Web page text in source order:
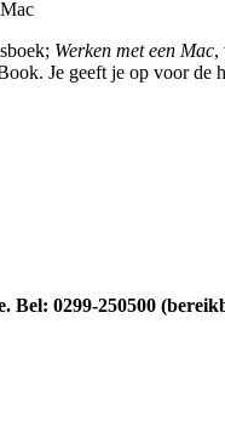
Werken met een Mac,
Je geeft je op voor de
Bel: 0299-250500